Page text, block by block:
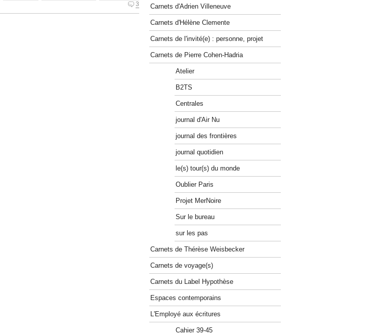
3 Carnets d'Adrien Villeneuve
Carnets d'Hélène Clemente
Carnets de l'invité(e) : personne, projet
Carnets de Pierre Cohen-Hadria
Atelier
B2TS
Centrales
journal d'Air Nu
journal des frontières
journal quotidien
le(s) tour(s) du monde
Oublier Paris
Projet MerNoire
Sur le bureau
sur les pas
Carnets de Thérèse Weisbecker
Carnets de voyage(s)
Carnets du Label Hypothèse
Espaces contemporains
L'Employé aux écritures
Cahier 39-45